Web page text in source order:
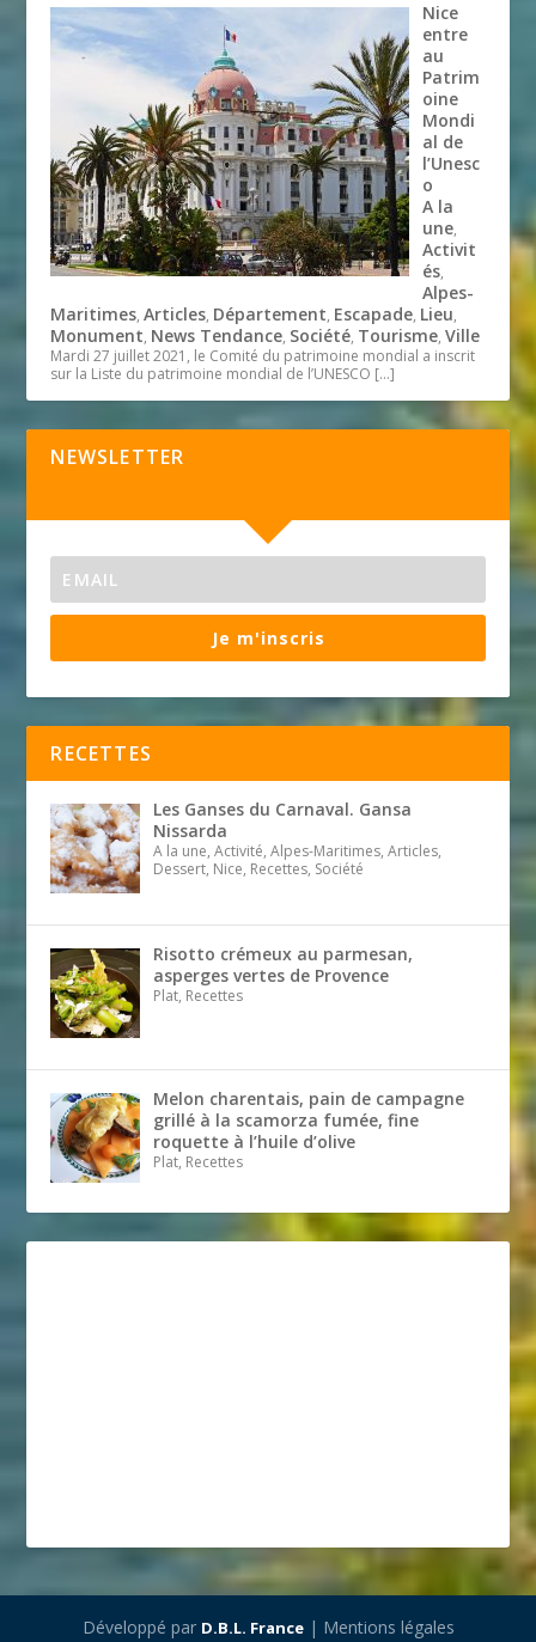
Nice
entre
au
Patrim
oine
Mondi
al de
l’Unesc
o
A la
une,
Activit
és,
Alpes-
Maritimes,Articles, Département, Escapade, Lieu,
Monument, News Tendance, Société, Tourisme,Ville
Mardi 27 juillet 2021, le Comité du patrimoine mondial a inscrit
sur la Liste du patrimoine mondial de l’UNESCO […]
NEWSLETTER
Je m'inscris
RECETTES
Les Ganses du Carnaval. Gansa
Nissarda
A la une, Activité, Alpes-Maritimes, Articles,
Dessert, Nice, Recettes, Société
Risotto crémeux au parmesan,
asperges vertes de Provence
Plat, Recettes
Melon charentais, pain de campagne
grillé à la scamorza fumée, fine
roquette à l’huile d’olive
Plat, Recettes
Développé par D.B.L. France| Mentions légales